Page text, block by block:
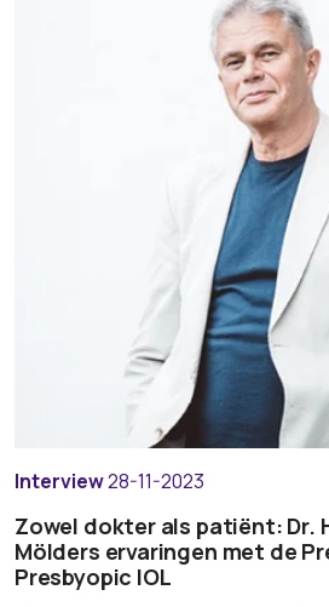
Interview28-11-2023
Zowel dokter als patiënt: Dr.
Mölders ervaringen met de
Presbyopic IOL